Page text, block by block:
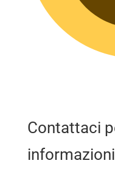
Contattaci
informazioni